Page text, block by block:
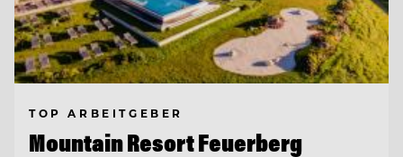
TOP ARBEITGEBER
Mountain Resort Feuerberg